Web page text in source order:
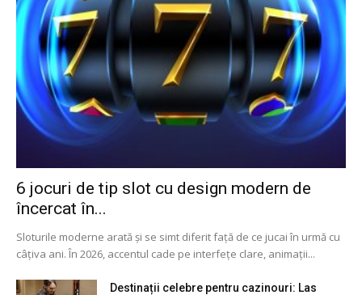
6 jocuri de tip slot cu design modern de
încercat în...
Sloturile moderne arată și se simt diferit față de ce jucai în urmă cu
câțiva ani. În 2026, accentul cade pe interfețe clare, animații...
Destinații celebre pentru cazinouri: Las